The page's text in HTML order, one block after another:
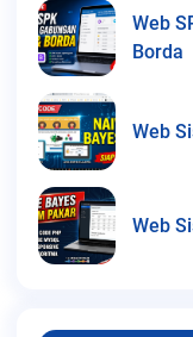
Web
Borda
Web
Web